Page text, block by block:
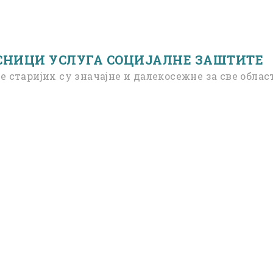
УСЛУГА СОЦИЈАЛНЕ ЗАШТИТЕ
су значајне и далекосежне за све